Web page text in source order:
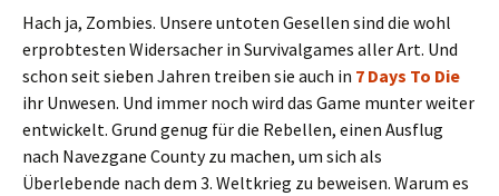
Hach ja, Zombies. Unsere untoten Gesellen sind die wohl
erprobtesten Widersacher in Survivalgames aller Art. Und
schon seit sieben Jahren treiben sie auch in 7 Days To Die
ihr Unwesen. Und immer noch wird das Game munter weiter
entwickelt. Grund genug für die Rebellen, einen Ausflug
nach Navezgane County zu machen, um sich als
Überlebende nach dem 3. Weltkrieg zu beweisen. Warum es